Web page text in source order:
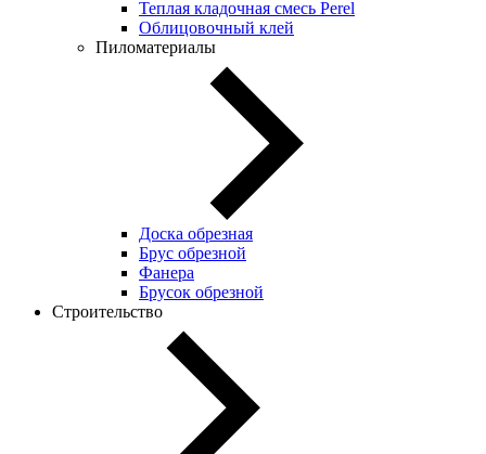
Теплая кладочная смесь Perel
Облицовочный клей
Пиломатериалы
Доска обрезная
Брус обрезной
Фанера
Брусок обрезной
Строительство